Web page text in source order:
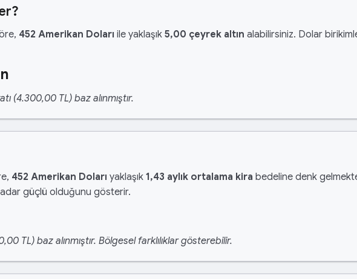
452 Amerikan Doları ile yaklaşık 5,00 çeyrek altın alabilirsiniz. Dolar
(4.300,00 TL) baz alınmıştır.
452 Amerikan Doları yaklaşık 1,43 aylık ortalama kira bedeline denk
güçlü olduğunu gösterir.
TL) baz alınmıştır. Bölgesel farklılıklar gösterebilir.